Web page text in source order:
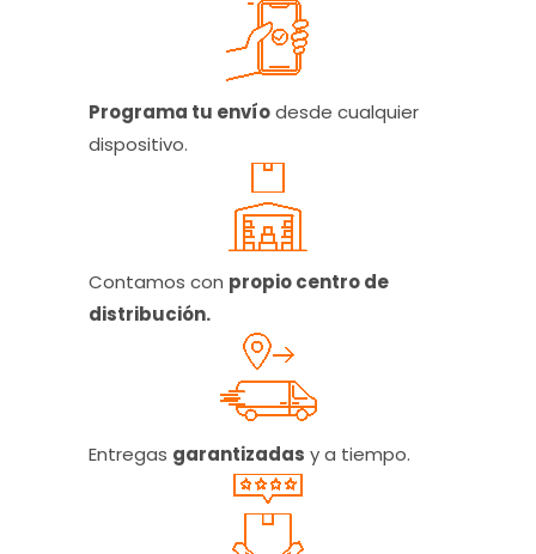
Programa tu envíodesde cualquier
dispositivo.
Contamos con propio centro de
distribución.
Entregas garantizadas y a tiempo.